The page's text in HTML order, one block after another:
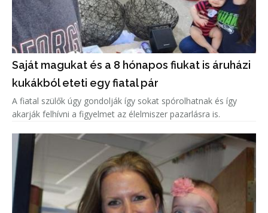
Saját magukat és a 8 hónapos fiukat is áruházi
kukákból eteti egy fiatal pár
A fiatal szülők úgy gondolják így sokat spórolhatnak és így
akarják felhívni a figyelmet az élelmiszer pazarlásra is.